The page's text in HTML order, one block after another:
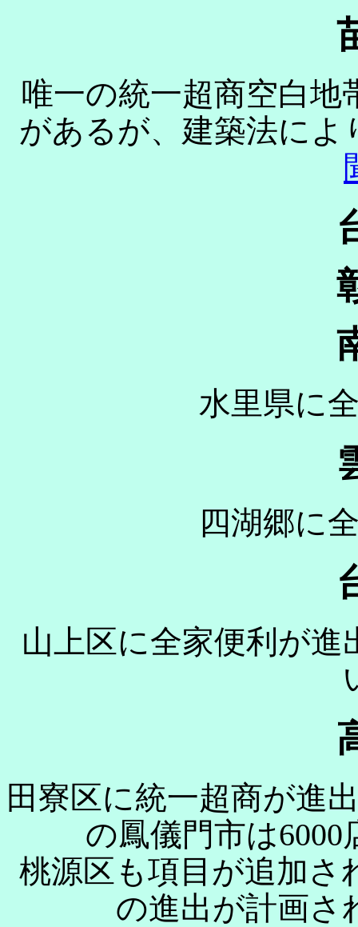
唯一の統一超商空白
があるが、建築法に
水里県に
四湖郷に
山上区に全家便利が
田寮区に統一超商が進
の鳳儀門市は
桃源区も項目が追加さ
の進出が計画さ